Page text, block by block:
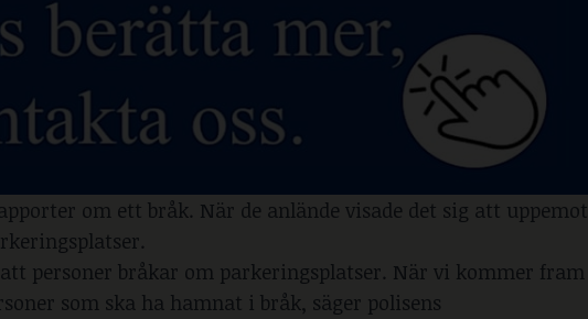
om ett bråk. När de anlände visade det sig att uppemot
personer bråkar om parkeringsplatser. När vi kommer fram
som ska ha hamnat i bråk, säger polisens